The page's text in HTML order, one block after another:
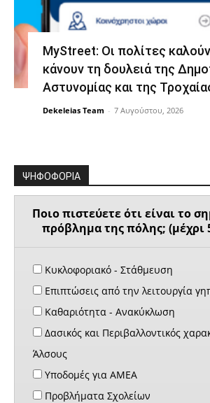
MyStreet: Οι πολίτες
κάνουν τη δουλειά της
Αστυνομίας και της
Dekeleias Team - 7 Αυγούστου, 2026
ΨΗΦΟΦΟΡΙΑ
Ποιο πιστεύετε ότι είναι το
πρόβλημα της πόλης; (μέχρι
Κυκλοφοριακό - Στάθμευση
Επιπτώσεις από την λειτουργία
Καθαριότητα - Ανακύκλωση
Δασικός και Περιβαλλοντικός
Άλσους
Υποδομές για ΑΜΕΑ
Προβλήματα Σχολείων